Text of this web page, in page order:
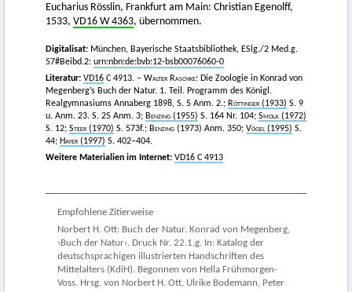
Eucharius Rösslin, Frankfurt am Main: Christian Egenolff,
1533, VD16 W 4363, übernommen.
Digitalisat: München, Bayerische Staatsbibliothek, ESlg./2 Med.g.
57#Beibd.2: urn:nbn:de:bvb:12-bsb00076060-0
Literatur: VD16 C 4913. – Walter Raschke: Die Zoologie in Konrad von
Megenberg’s Buch der Natur. 1. Teil. Programm des Königl.
Realgymnasiums Annaberg 1898, S. 5 Anm. 2.; Röttinger (1933) S. 9
u. Anm. 23. S. 25 Anm. 3; Benzing (1955) S. 164 Nr. 104; Smola (1972)
S. 12; Steer (1970) S. 573f.; Benzing (1973) Anm. 350; Vögel(1995) S.
44; Hayer (1997) S. 402–404.
Weitere Materialien im Internet: VD16 C 4913
Empfohlene Zitierweise
Norbert H. Ott: Buch der Natur. Konrad von Megenberg,
›Buch der Natur‹. Druck Nr. 22.1.g. In: Katalog der
deutschsprachigen illustrierten Handschriften des
Mittelalters (KdiH). Begonnen von Hella Frühmorgen-
Voss. Hrsg. von Norbert H. Ott, Ulrike Bodemann, Peter